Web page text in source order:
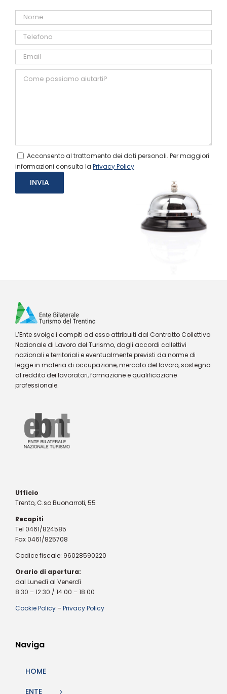
Acconsento al trattamento dei dati personali. Per maggiori
informazioni consulta la Privacy Policy
L’Ente svolge i compiti ad esso attribuiti dal Contratto Collettivo
Nazionale di Lavoro del Turismo, dagli accordi collettivi
nazionali e territoriali e eventualmente previsti da norme di
legge in materia di occupazione, mercato del lavoro, sostegno
al reddito dei lavoratori, formazione e qualificazione
professionale.
Ufficio
Trento, C.so Buonarroti, 55
Recapiti
Tel 0461/824585
Fax 0461/825708
Codice fiscale: 96028590220
Orario di apertura:
dal Lunedì al Venerdì
8.30 – 12.30 / 14.00 – 18.00
Cookie Policy –Privacy Policy
Naviga
HOME
ENTE